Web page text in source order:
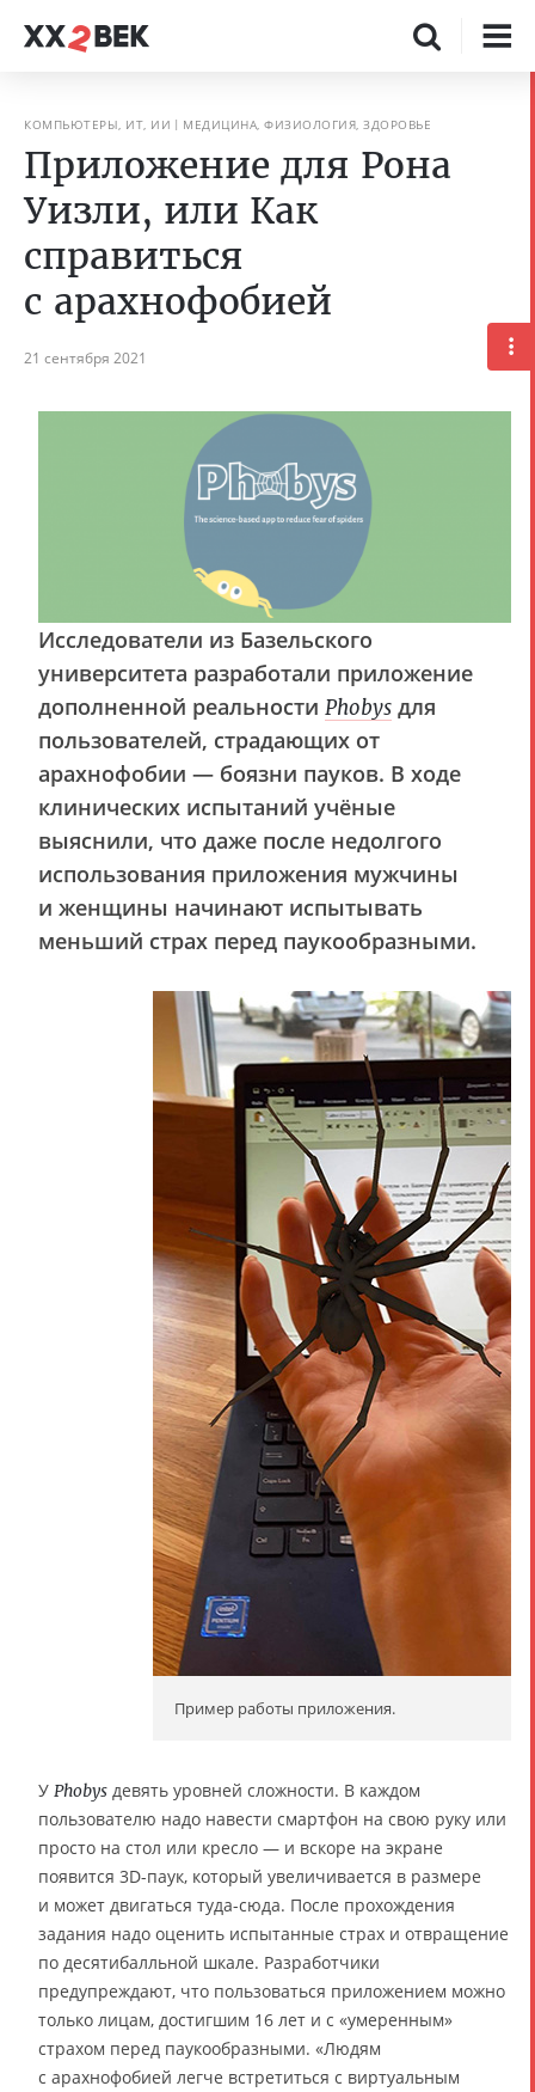
КОМПЬЮТЕРЫ, ИТ, ИИ МЕДИЦИНА, ФИЗИОЛОГИЯ, ЗДОРОВЬЕ
Приложение для Рона
Уизли, или Как
справиться
с арахнофобией
21 сентября 2021
Исследователи из Базельского
университета разработали приложение
дополненной реальности Phobys для
пользователей, страдающих от
арахнофобии — боязни пауков. В ходе
клинических испытаний учёные
выяснили, что даже после недолгого
использования приложения мужчины
и женщины начинают испытывать
меньший страх перед паукообразными.
Пример работы приложения.
У Phobys девять уровней сложности. В каждом
пользователю надо навести смартфон на свою руку или
просто на стол или кресло — и вскоре на экране
появится 3D-паук, который увеличивается в размере
и может двигаться туда-сюда. После прохождения
задания надо оценить испытанные страх и отвращение
по десятибалльной шкале. Разработчики
предупреждают, что пользоваться приложением можно
только лицам, достигшим 16 лет и с «умеренным»
страхом перед паукообразными. «Людям
с арахнофобией легче встретиться с виртуальным